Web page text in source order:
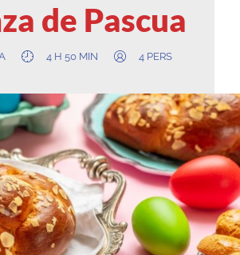
de Pascua
4 H 50 MIN 4 PERS